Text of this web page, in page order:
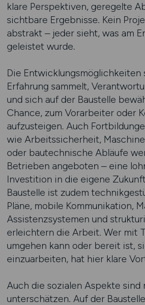
klare Perspektiven, geregelte
sichtbare Ergebnisse. Kein
abstrakt – jeder sieht, was am
geleistet wurde.
Die Entwicklungsmöglichkeiten
Erfahrung sammelt,
und sich auf der Baustelle
Chance, zum Vorarbeiter oder
aufzusteigen. Auch
wie Arbeitssicherheit,
oder bautechnische Abläufe
Betrieben angeboten – eine
Investition in die eigene
Baustelle ist zudem
Pläne, mobile Kommunikation,
Assistenzsystemen und
erleichtern die Arbeit. Wer mit
umgehen kann oder bereit ist,
einzuarbeiten, hat hier klare
Auch die sozialen Aspekte sind
unterschätzen. Auf der